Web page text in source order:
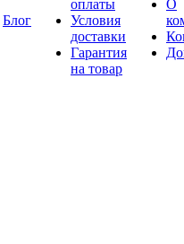
Блог
оплаты
Условия
доставки
Гарантия
на товар
О